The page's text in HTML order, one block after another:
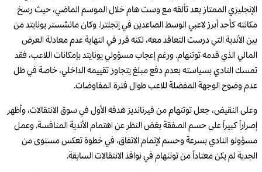
الإنجليزي الممتاز بعد تألقه مع وست هام خلال الموسم الماضي، حيث رسخ
مكانته كأحد أبرز لاعبي الوسط الصاعدين في إنجلترا. وكان مانشستر يونايتد من
بين الأندية التي درست التعاقد معه، لكنه قرر في النهاية عدم معادلة العرض
المالي الذي قدمه توتنهام. ورغم إعجاب مسؤولي يونايتد بإمكانات اللاعب، فقد
تمسك النادي بسياسته بعدم دفع مبلغ يتجاوز تقييمه الداخلي، خاصة في ظل
عدم وضوح الوجهة المفضلة للاعب طوال فترة المفاوضات.
وعلى النقيض، جعل توتنهام من فيرنانديز هدفه الأول في سوق الانتقالات، وأظهر
إصراراً كبيراً على حسم الصفقة بغض النظر عن اهتمام الأندية المنافسة. وعمل
مسؤولو النادي بسرعة وحسم لإتمام الاتفاق، في خطوة تعكس مستوى من
الجدية لم يكن معتاداً من توتنهام في نوافذ الانتقالات السابقة.